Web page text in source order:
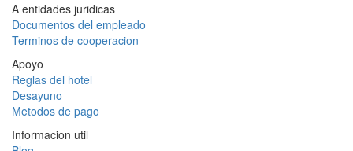
A entidades juridicas
Documentos del empleado
Terminos de cooperacion
Apoyo
Reglas del hotel
Desayuno
Metodos de pago
Informacion util